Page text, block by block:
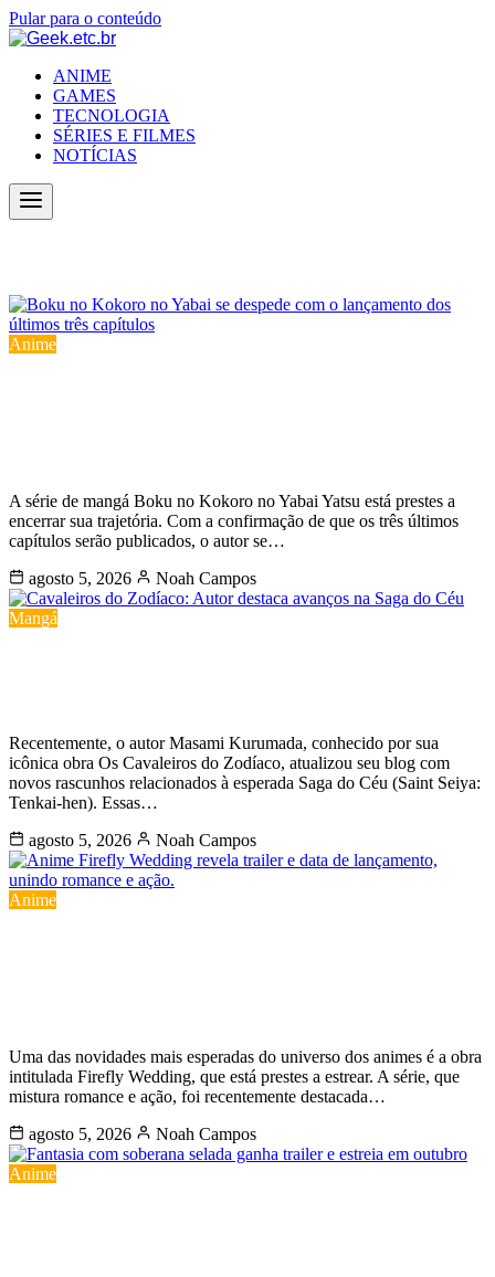
Pular para o conteúdo
ANIME
GAMES
TECNOLOGIA
SÉRIES E FILMES
NOTÍCIAS
Anime
A série de mangá Boku no Kokoro no Yabai Yatsu está prestes a
encerrar sua trajetória. Com a confirmação de que os três últimos
capítulos serão publicados, o autor se…
agosto 5, 2026
Noah Campos
Mangá
Recentemente, o autor Masami Kurumada, conhecido por sua
icônica obra Os Cavaleiros do Zodíaco, atualizou seu blog com
novos rascunhos relacionados à esperada Saga do Céu (Saint Seiya:
Tenkai-hen). Essas…
agosto 5, 2026
Noah Campos
Anime
Uma das novidades mais esperadas do universo dos animes é a obra
intitulada Firefly Wedding, que está prestes a estrear. A série, que
mistura romance e ação, foi recentemente destacada…
agosto 5, 2026
Noah Campos
Anime